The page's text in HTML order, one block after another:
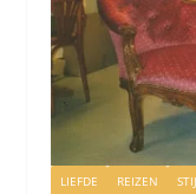
LIEFDE REIZEN